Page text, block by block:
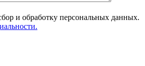
и обработку персональных данных.